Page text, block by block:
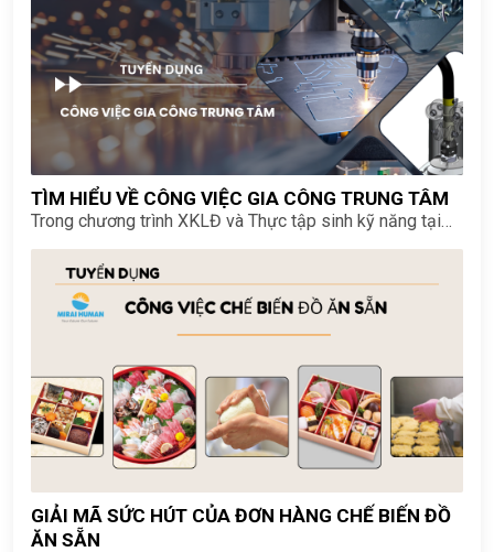
TÌM HIỂU VỀ CÔNG VIỆC GIA CÔNG TRUNG TÂM
Trong chương trình XKLĐ và Thực tập sinh kỹ năng tại
là một trong những đơn hàng hot nhất đối với lao động
nữ nhờ điều kiện làm việc nhẹ nhàng, thu nhập ổn định và
nhiều ưu thế vượt trội.
GIẢI MÃ SỨC HÚT CỦA ĐƠN HÀNG CHẾ BIẾN ĐỒ
ĂN SẴN